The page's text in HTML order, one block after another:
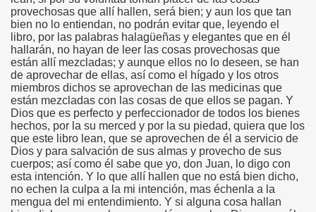
provechosas que allí hallen, será bien; y aun los que tan
bien no lo entiendan, no podrán evitar que, leyendo el
libro, por las palabras halagüeñas y elegantes que en él
hallarán, no hayan de leer las cosas provechosas que
están allí mezcladas; y aunque ellos no lo deseen, se han
de aprovechar de ellas, así como el hígado y los otros
miembros dichos se aprovechan de las medicinas que
están mezcladas con las cosas de que ellos se pagan. Y
Dios que es perfecto y perfeccionador de todos los bienes
hechos, por la su merced y por la su piedad, quiera que los
que este libro lean, que se aprovechen de él a servicio de
Dios y para salvación de sus almas y provecho de sus
cuerpos; así como él sabe que yo, don Juan, lo digo con
esta intención. Y lo que allí hallen que no está bien dicho,
no echen la culpa a la mi intención, mas échenla a la
mengua del mi entendimiento. Y si alguna cosa hallan